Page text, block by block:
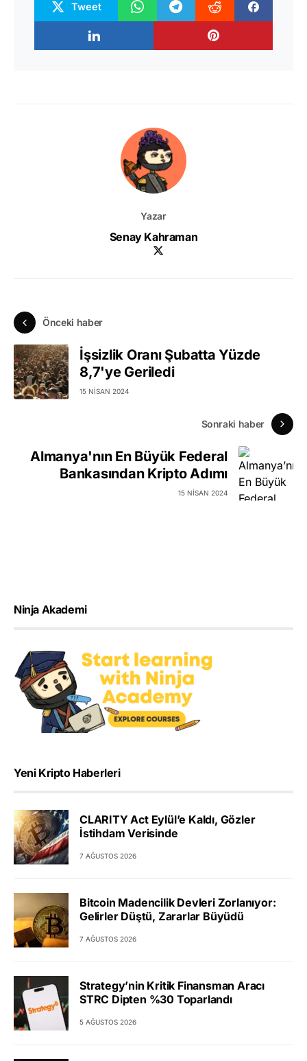
Tweet
Yazar
Senay Kahraman
Önceki haber
İşsizlik Oranı Şubatta Yüzde
8,7'ye Geriledi
15 NISAN 2024
Sonraki haber
Almanya'nın En Büyük Federal
Bankasından Kripto Adımı
15 NISAN 2024
Ninja Akademi
Yeni Kripto Haberleri
CLARITY Act Eylül’e Kaldı, Gözler
İstihdam Verisinde
7 AĞUSTOS 2026
Bitcoin Madencilik Devleri Zorlanıyor:
Gelirler Düştü, Zararlar Büyüdü
7 AĞUSTOS 2026
Strategy’nin Kritik Finansman Aracı
STRC Dipten %30 Toparlandı
5 AĞUSTOS 2026